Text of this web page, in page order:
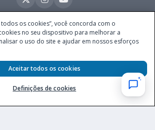
Ventmear Brasil LTDA (CNPJ 52.868.380/0001-84), com
Faria Lima, nº 4.055, 3º andar, Itaim Bibi, no
Estado de São Paulo, CEP 04538-133, Brasil - empresa
de quota fixa em todo território nacional pela
Apostas do Ministério da Fazenda, conforme Portaria nº
publicada no DOU em 11.2.2025.
os cookies”, você concorda com o
no seu dispositivo para melhorar a
o uso do site e ajudar em nossos esforços
Definições de cookies
Aceitar todos os cookies